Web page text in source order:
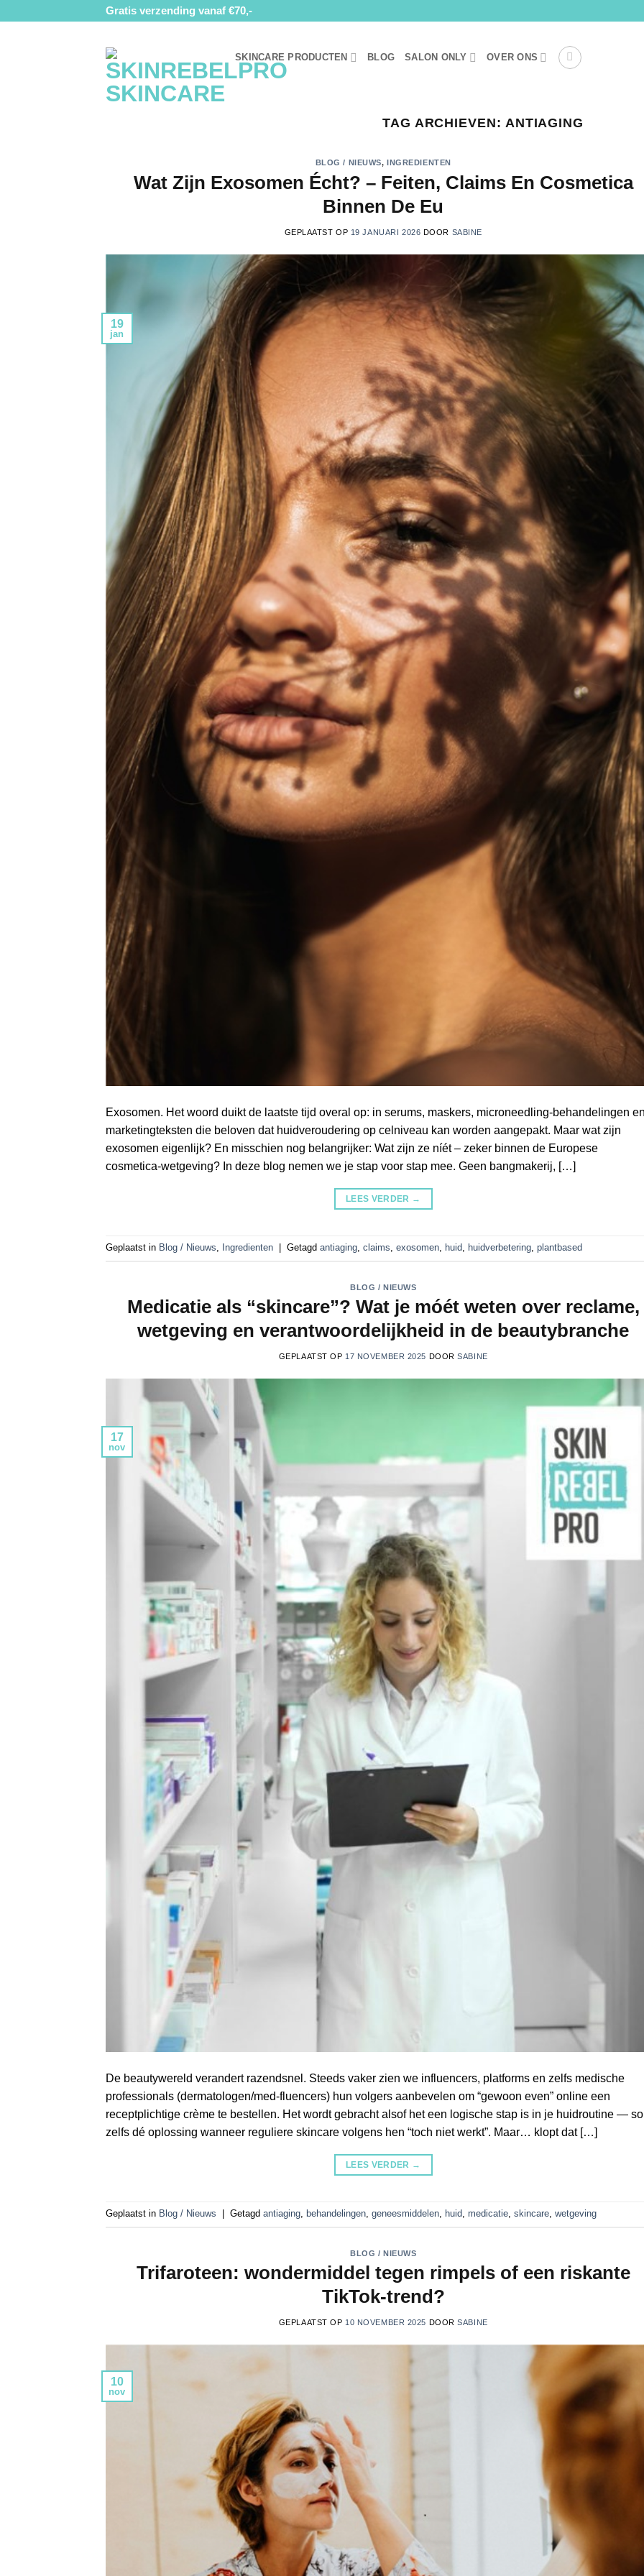
Gratis verzending vanaf €70,-
SKINCARE PRODUCTEN BLOG SALON ONLY OVER ONS
TAG ARCHIEVEN: ANTIAGING
BLOG / NIEUWS,INGREDIENTEN
Wat Zijn Exosomen Écht? – Feiten, Claims En Cosmetica
Binnen De Eu
GEPLAATST OP 19 JANUARI 2026 DOOR SABINE
19
jan
Exosomen. Het woord duikt de laatste tijd overal op: in serums, maskers, microneedling‑behandelingen
marketingteksten die beloven dat huidveroudering op celniveau kan worden aangepakt. Maar wat zijn
exosomen eigenlijk? En misschien nog belangrijker: Wat zijn ze níét – zeker binnen de Europese
cosmetica‑wetgeving? In deze blog nemen we je stap voor stap mee. Geen bangmakerij, […]
LEES VERDER →
Geplaatst in Blog / Nieuws, Ingredienten Getagd antiaging, claims, exosomen, huid, huidverbetering, plantbased
BLOG / NIEUWS
Medicatie als “skincare”? Wat je móét weten over reclame,
wetgeving en verantwoordelijkheid in de beautybranche
GEPLAATST OP 17 NOVEMBER 2025 DOORSABINE
17
nov
De beautywereld verandert razendsnel. Steeds vaker zien we influencers, platforms en zelfs medische
professionals (dermatologen/med-fluencers) hun volgers aanbevelen om “gewoon even” online een
receptplichtige crème te bestellen. Het wordt gebracht alsof het een logische stap is in je huidroutine —
zelfs dé oplossing wanneer reguliere skincare volgens hen “toch niet werkt”. Maar… klopt dat […]
LEES VERDER →
Geplaatst in Blog / Nieuws Getagd antiaging, behandelingen, geneesmiddelen, huid, medicatie, skincare, wetgeving
BLOG / NIEUWS
Trifaroteen: wondermiddel tegen rimpels of een riskante
TikTok-trend?
GEPLAATST OP 10 NOVEMBER 2025 DOORSABINE
10
nov